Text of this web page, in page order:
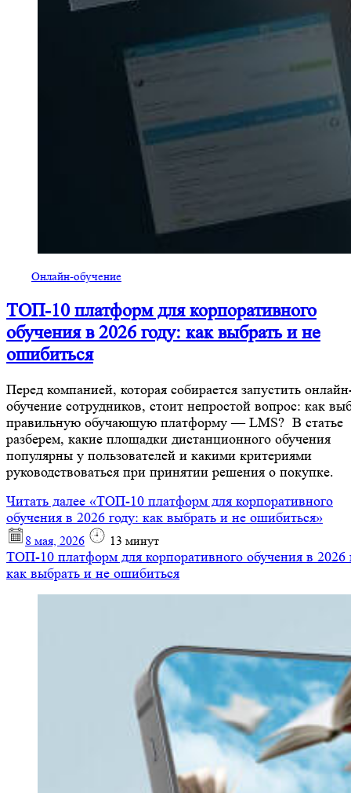
Онлайн-обучение
ТОП-10 платформ для корпоративного
обучения в 2026 году: как выбрать и не
ошибиться
Перед компанией, которая собирается запустить
обучение сотрудников, стоит непростой вопрос: как
правильную обучающую платформу — LMS? В статье
разберем, какие площадки дистанционного обучения
популярны у пользователей и какими критериями
руководствоваться при принятии решения о покупке.
Читать далее «ТОП-10 платформ для корпоративного
обучения в 2026 году: как выбрать и не ошибиться»
8 мая, 2026 13 минут
ТОП-10 платформ для корпоративного обучения в 2026
как выбрать и не ошибиться